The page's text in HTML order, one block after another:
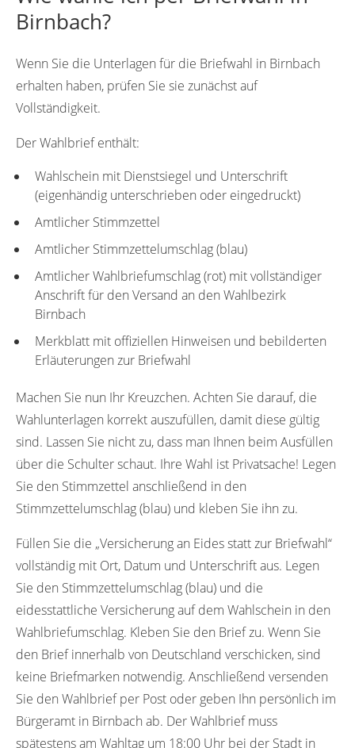
Birnbach?
Wenn Sie die Unterlagen für die Briefwahl in Birnbach
erhalten haben, prüfen Sie sie zunächst auf
Vollständigkeit.
Der Wahlbrief enthält:
Wahlschein mit Dienstsiegel und Unterschrift
(eigenhändig unterschrieben oder eingedruckt)
Amtlicher Stimmzettel
Amtlicher Stimmzettelumschlag (blau)
Amtlicher Wahlbriefumschlag (rot) mit vollständiger
Anschrift für den Versand an den Wahlbezirk
Birnbach
Merkblatt mit offiziellen Hinweisen und bebilderten
Erläuterungen zur Briefwahl
Machen Sie nun Ihr Kreuzchen. Achten Sie darauf, die
Wahlunterlagen korrekt auszufüllen, damit diese gültig
sind. Lassen Sie nicht zu, dass man Ihnen beim Ausfüllen
über die Schulter schaut. Ihre Wahl ist Privatsache! Legen
Sie den Stimmzettel anschließend in den
Stimmzettelumschlag (blau) und kleben Sie ihn zu.
Füllen Sie die „Versicherung an Eides statt zur Briefwahl“
vollständig mit Ort, Datum und Unterschrift aus. Legen
Sie den Stimmzettelumschlag (blau) und die
eidesstattliche Versicherung auf dem Wahlschein in den
Wahlbriefumschlag. Kleben Sie den Brief zu. Wenn Sie
den Brief innerhalb von Deutschland verschicken, sind
keine Briefmarken notwendig. Anschließend versenden
Sie den Wahlbrief per Post oder geben Ihn persönlich im
Bürgeramt in Birnbach ab. Der Wahlbrief muss
spätestens am Wahltag um 18:00 Uhr bei der Stadt in